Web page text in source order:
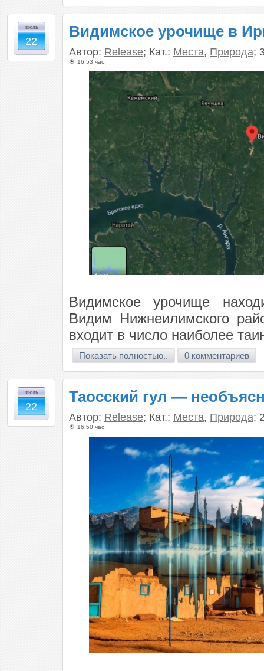
июль
22
Видимское урочище в
Автор: Release; Кат.: Места, Природа;
16:53 час.
Видимское урочище
Видим Нижнеилимского
входит в число наиболее
Показать полностью.. 0 комментариев
июль
22
Таосский гул —
Автор: Release; Кат.: Места, Природа;
16:50 час.